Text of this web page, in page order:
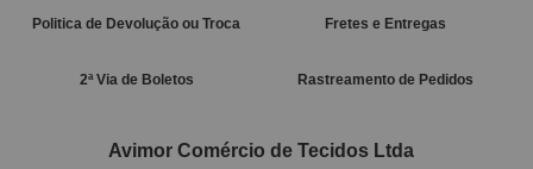
Politica de Devolução ou Troca Fretes e Entregas
2ª Via de Boletos Rastreamento de Pedidos
Avimor Comércio de Tecidos Ltda